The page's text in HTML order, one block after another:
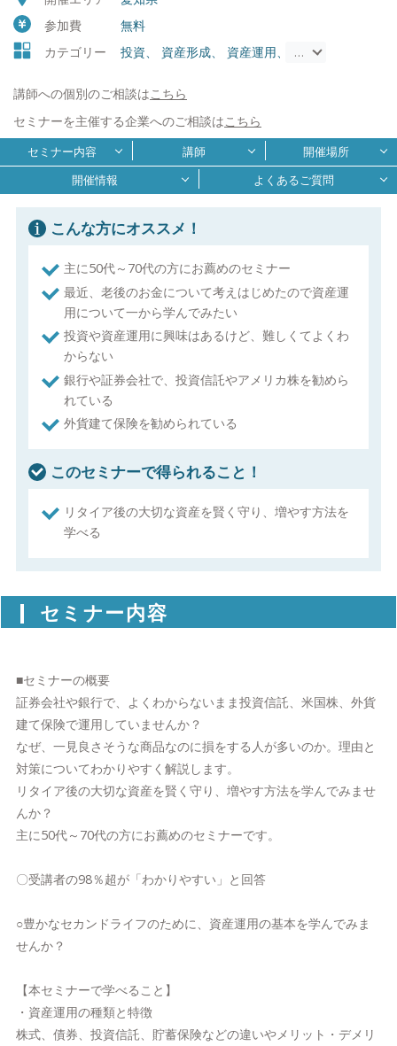
参加費
無料
カテゴリー
投資、 資産形成、 資産運用、 投資信託・ETF
…
講師への個別のご相談はこちら
セミナーを主催する企業へのご相談はこちら
セミナー内容 講師
開催場所
開催情報
よくあるご質問
こんな方にオススメ！
主に50代～70代の方にお薦めのセミナー
最近、老後のお金について考えはじめたので資産運
用について一から学んでみたい
投資や資産運用に興味はあるけど、難しくてよくわ
からない
銀行や証券会社で、投資信託やアメリカ株を勧めら
れている
外貨建て保険を勧められている
このセミナーで得られること！
リタイア後の大切な資産を賢く守り、増やす方法を
学べる
セミナー内容
■セミナーの概要
証券会社や銀行で、よくわからないまま投資信託、米国株、外貨
建て保険で運用していませんか？
なぜ、一見良さそうな商品なのに損をする人が多いのか。理由と
対策についてわかりやすく解説します。
リタイア後の大切な資産を賢く守り、増やす方法を学んでみませ
んか？
主に50代～70代の方にお薦めのセミナーです。
〇受講者の98％超が「わかりやすい」と回答
○豊かなセカンドライフのために、資産運用の基本を学んでみま
せんか？
【本セミナーで学べること】
・資産運用の種類と特徴
株式、債券、投資信託、貯蓄保険などの違いやメリット・デメリ